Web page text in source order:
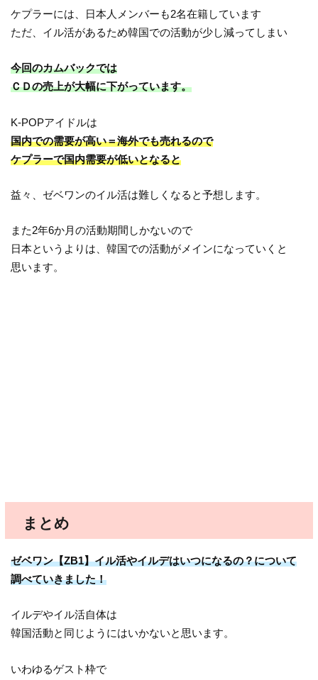
ケプラーには、日本人メンバーも2名在籍しています
ただ、イル活があるため韓国での活動が少し減ってしまい
今回のカムバックでは
ＣＤの売上が大幅に下がっています。
K-POPアイドルは
国内での需要が高い＝海外でも売れるので
ケプラーで国内需要が低いとなると
益々、ゼベワンのイル活は難しくなると予想します。
また2年6か月の活動期間しかないので
日本というよりは、韓国での活動がメインになっていくと
思います。
まとめ
ゼベワン【ZB1】イル活やイルデはいつになるの？について
調べていきました！
イルデやイル活自体は
韓国活動と同じようにはいかないと思います。
いわゆるゲスト枠で